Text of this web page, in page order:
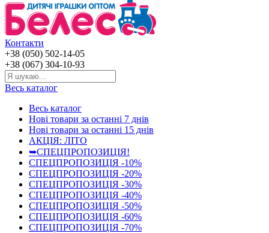
Контакти
+38 (050) 502-14-05
+38 (067) 304-10-93
Весь каталог
Весь каталог
Нові товари за останнi 7 днiв
Нові товари за останнi 15 днiв
АКЦІЯ: ЛІТО
➥СПЕЦПРОПОЗИЦІЯ!
СПЕЦПРОПОЗИЦІЯ -10%
СПЕЦПРОПОЗИЦІЯ -20%
СПЕЦПРОПОЗИЦІЯ -30%
СПЕЦПРОПОЗИЦІЯ -40%
СПЕЦПРОПОЗИЦІЯ -50%
СПЕЦПРОПОЗИЦІЯ -60%
СПЕЦПРОПОЗИЦІЯ -70%